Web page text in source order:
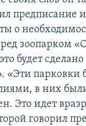
предписание
о
зоопарком
будет
«Эти парковки
в них
Это идет
говорил